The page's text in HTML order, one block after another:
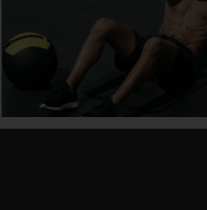
အိမ်တွင်း လေ့ကျင့်ခန်း
ဗိုက်အဆီတွေ ဒီလိုဖြု